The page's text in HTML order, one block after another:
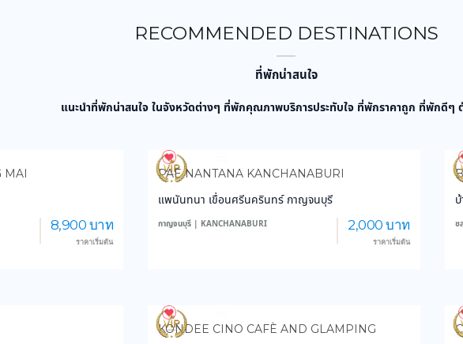
RECOMMENDED DESTINATIONS
ที่พักน่าสนใจ
แนะนำที่พักน่าสนใจ ในจังหวัดต่างๆ ที่พักคุณภาพบริการประทับใจ ที่พักราคาถูก ที่พักดีๆ
MAI
8,900 บาท
ราคาเริ่มต้น
3,877
PAE NANTANA KANCHANABURI
แพนันทนา เขื่อนศรีนครินทร์ กาญจนบุรี
กาญจนบุรี | KANCHANABURI 2,000 บาท
ราคาเริ่มต้น
ช
3,176
KONDEE CINO CAFÈ AND GLAMPING